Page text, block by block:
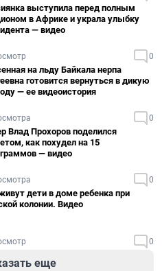
выступила перед полным
в Африке и украла улыбку
— видео
0
на льду Байкала нерпа
готовится вернуться в дикую
— ее видеоистория
0
Влад Прохоров поделился
как похудел на 15
— видео
0
дети в доме ребенка при
колонии. Видео
0
еще